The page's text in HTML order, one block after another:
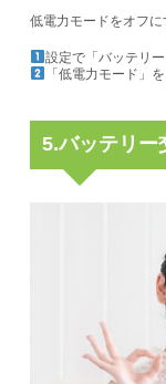
低電力モードをオフ
設定で「バッテリ
「低電力モード」
5.バッテリー